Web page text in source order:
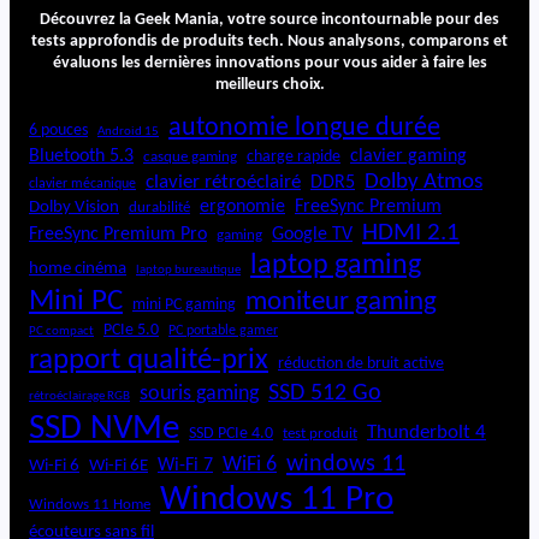
a
q
u
r
B
l
u
e
o
o
t
h
c
o
m
a
c
Découvrez la Geek Mania, votre source incontournable pour des
tests approfondis de produits tech. Nous analysons, comparons et
évaluons les dernières innovations pour vous aider à faire les
meilleurs choix.
6 pouces Android 15 autonomie longue durée
Bluetooth 5.3 casque gaming charge rapide clavier gaming
clavier mécanique clavier rétroéclairé DDR5 Dolby Atmos
Dolby Vision durabilité ergonomie
FreeSync Premium
FreeSync Premium Pro
gaming Google TV HDMI 2.1
home cinéma laptop bureautique laptop gaming
Mini PC mini PC gaming moniteur gaming
PC compact PCIe 5.0 PC portable gamer
rapport qualité-prix réduction de bruit active
rétroéclairage RGB souris gaming SSD 512 Go
SSD NVMe SSD PCIe 4.0 test produit Thunderbolt 4
Wi-Fi 6 Wi-Fi 6E Wi-Fi 7 WiFi 6 windows 11
Windows 11 Home Windows 11 Pro
écouteurs sans fil